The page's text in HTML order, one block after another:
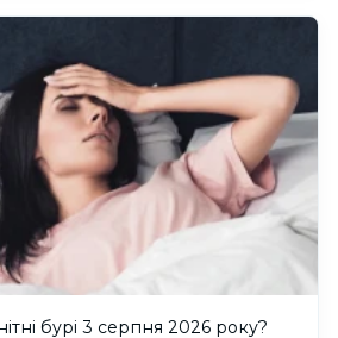
бурі 3 серпня 2026 року?